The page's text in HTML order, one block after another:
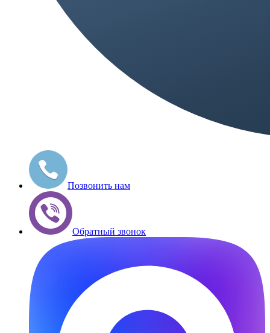
Позвонить нам
Обратный звонок